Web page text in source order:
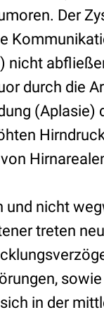
Der
nicht
durch die
(Aplasie)
nicht
treten
in der